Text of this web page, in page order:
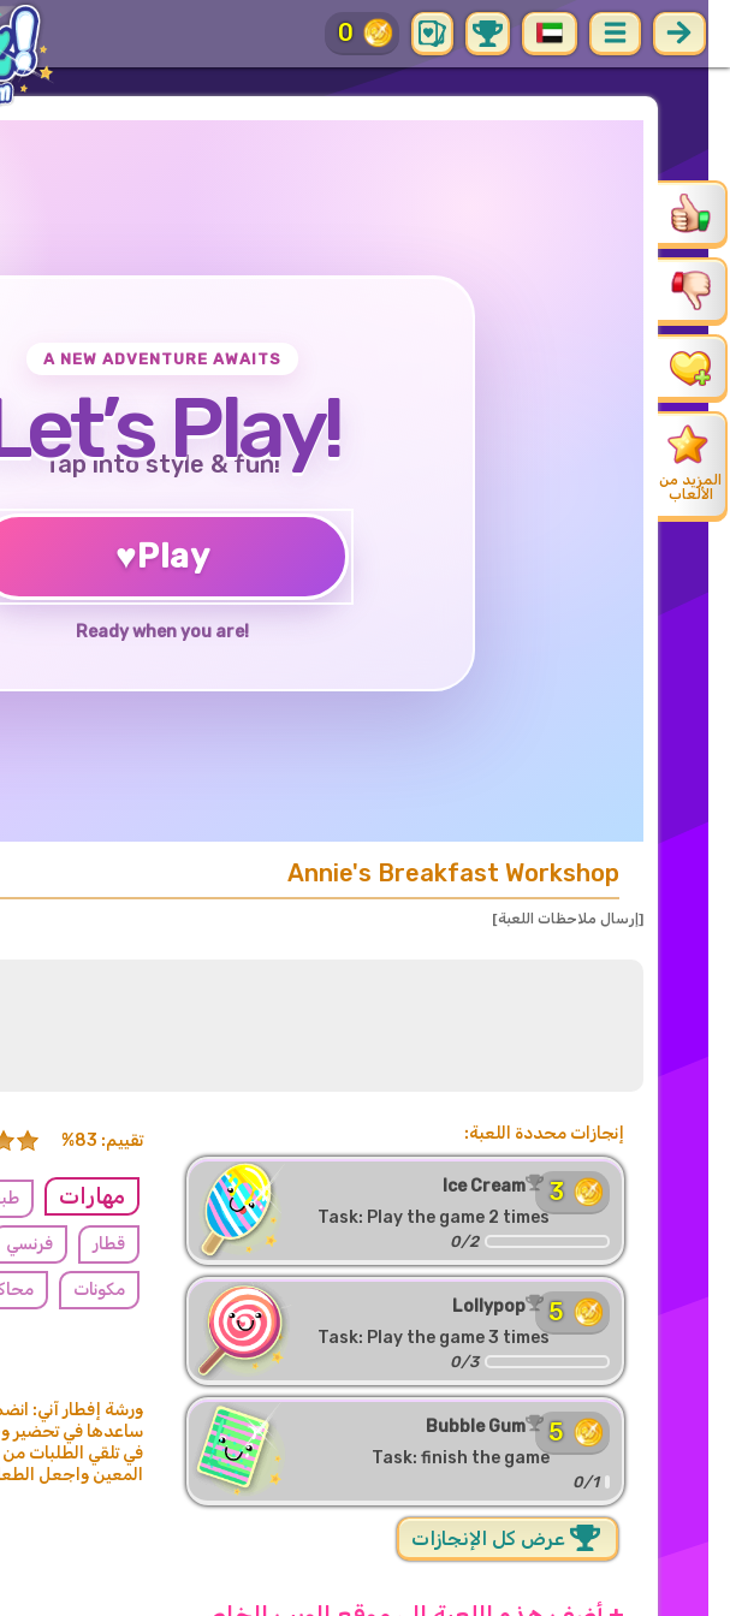
0
المزيد من
الألعاب
A NEW ADVENTURE AWAITS
Play!
Tap into style & fun!
♥Play
Ready when you are!
Annie's Breakfast Workshop
[إرسال ملاحظات اللعبة]
تقييم: 83%
مهارات
قطار فرنسي
مكونات
ورشة إفطار آني:
ساعدها في تحضير
في تلقي الطلبات من
المعين واجعل
إنجازات محددة اللعبة:
Ice Cream
Task: Play the game 2 times
3
0/2
Lollypop
Task: Play the game 3 times
5
0/3
Bubble Gum
Task: finish the game
5
0/1
عرض كل الإنجازات